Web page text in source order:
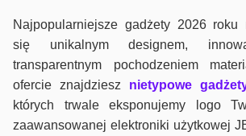
Najpopularniejsze gadżety 2026 roku
się unikalnym designem,
transparentnym pochodzeniem
ofercie znajdziesz nietypowe
których trwale eksponujemy logo
zaawansowanej elektroniki użytkowej